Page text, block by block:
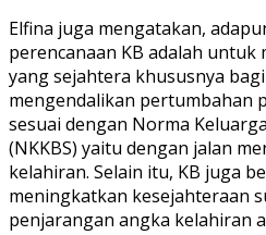
Elfina juga mengatakan,
perencanaan KB adalah
yang sejahtera khususnya
mengendalikan pertumbahan
sesuai dengan Norma
(NKKBS) yaitu dengan jalan
kelahiran. Selain itu, KB juga
meningkatkan kesejahteraan
penjarangan angka kelahiran